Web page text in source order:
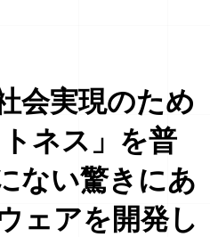
会実現のため
トネス」を普
ない驚きにあ
ェアを開発し